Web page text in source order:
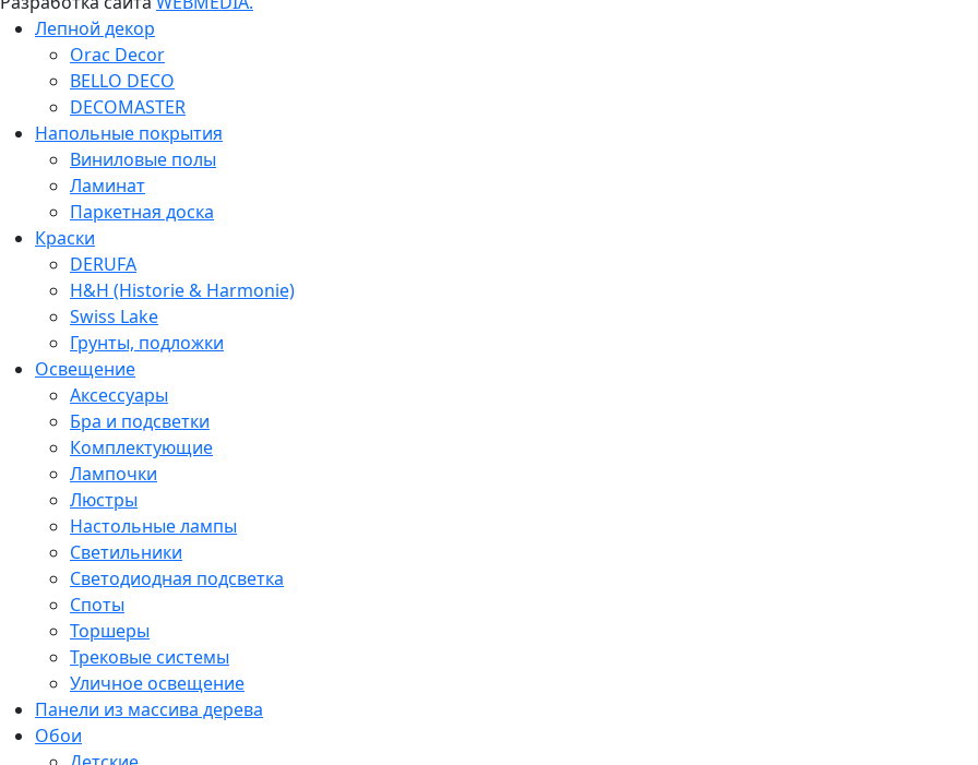
Лепной декор
Orac Decor
BELLO DECO
DECOMASTER
Напольные покрытия
Виниловые полы
Ламинат
Паркетная доска
Краски
DERUFA
H&H (Historie & Harmonie)
Swiss Lake
Грунты, подложки
Освещение
Аксессуары
Бра и подсветки
Комплектующие
Лампочки
Люстры
Настольные лампы
Светильники
Светодиодная подсветка
Споты
Торшеры
Трековые системы
Уличное освещение
Панели из массива дерева
Обои